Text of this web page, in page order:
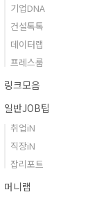
기업DNA
건설톡톡
데이터랩
프레스룸
링크모음
일반JOB팁
취업iN
직장iN
잡리포트
머니랩